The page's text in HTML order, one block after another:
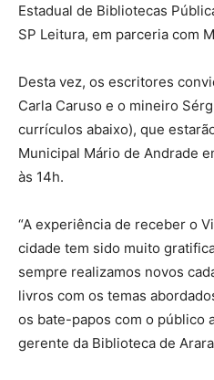
Estadual de Bibliotecas
SP Leitura, em parceria com
Desta vez, os escritores
Carla Caruso e o mineiro
currículos abaixo), que
Municipal Mário de Andrade
às 14h.
“A experiência de receber o
cidade tem sido muito
sempre realizamos novos
livros com os temas
os bate-papos com o público
gerente da Biblioteca de